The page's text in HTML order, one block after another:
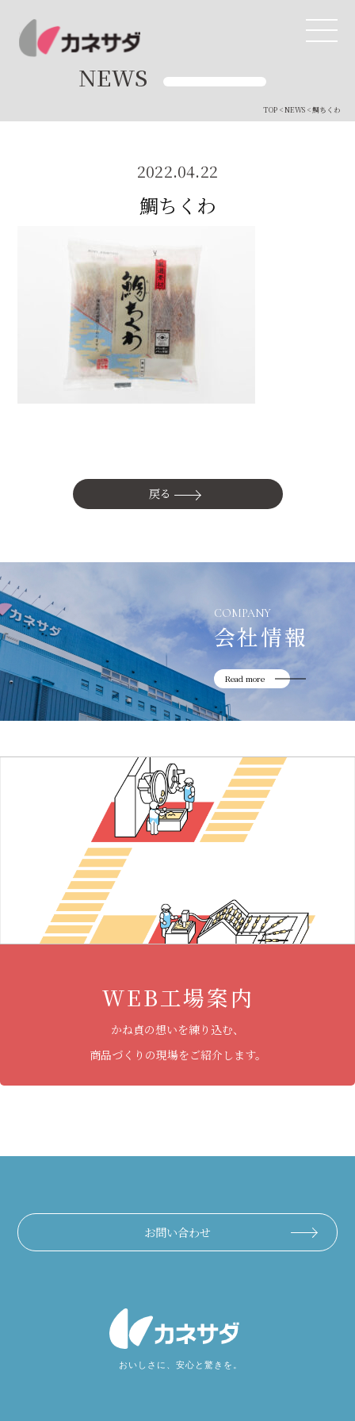
TOP
生産体制
美味しい安心
商品・開発
品質管理
直営店
かね貞の歴史
NEWS
TOP<NEWS< 鯛ちくわ
2022.04.22
鯛ちくわ
戻る
COMPANY
会社情報
Read more
WEB工場案内
かね貞の想いを練り込む、
商品づくりの現場をご紹介します。
お問い合わせ